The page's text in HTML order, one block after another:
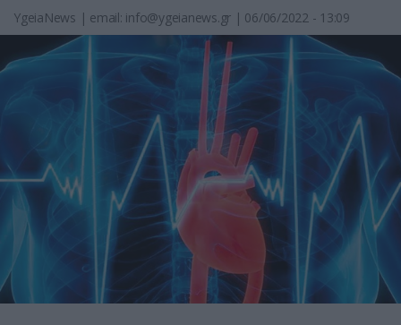
YgeiaNews | email: info@ygeianews.gr | 06/06/2022 - 13:09